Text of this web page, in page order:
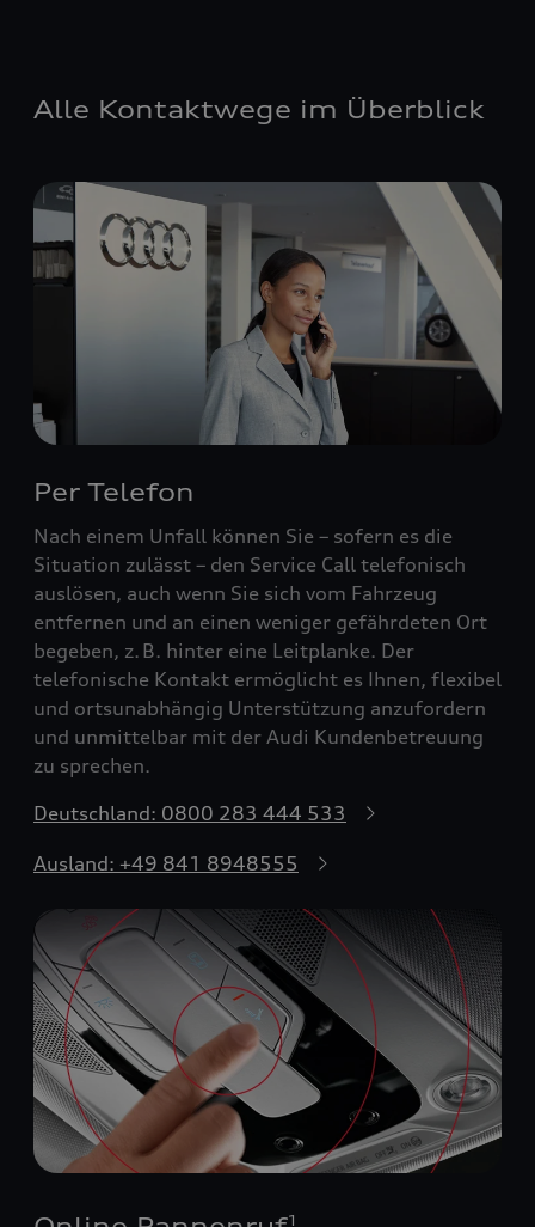
Alle Kontaktwege im Überblick
Per Telefon
Nach einem Unfall können Sie – sofern es die
Situation zulässt – den Service Call telefonisch
auslösen, auch wenn Sie sich vom Fahrzeug
entfernen und an einen weniger gefährdeten Ort
begeben, z. B. hinter eine Leitplanke. Der
telefonische Kontakt ermöglicht es Ihnen, flexibel
und ortsunabhängig Unterstützung anzufordern
und unmittelbar mit der Audi Kundenbetreuung
zu sprechen.
Deutschland: 0800 283 444 533
Ausland: +49 841 8948555
1